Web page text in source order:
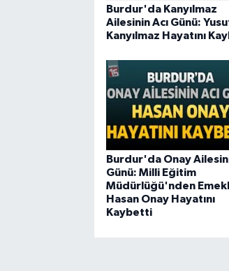
Burdur'da Kanyılmaz
Ailesinin Acı Günü:
Kanyılmaz Hayatını
Burdur'da Onay
Günü: Milli Eğitim
Müdürlüğü'nden
Hasan Onay Hayatını
Kaybetti